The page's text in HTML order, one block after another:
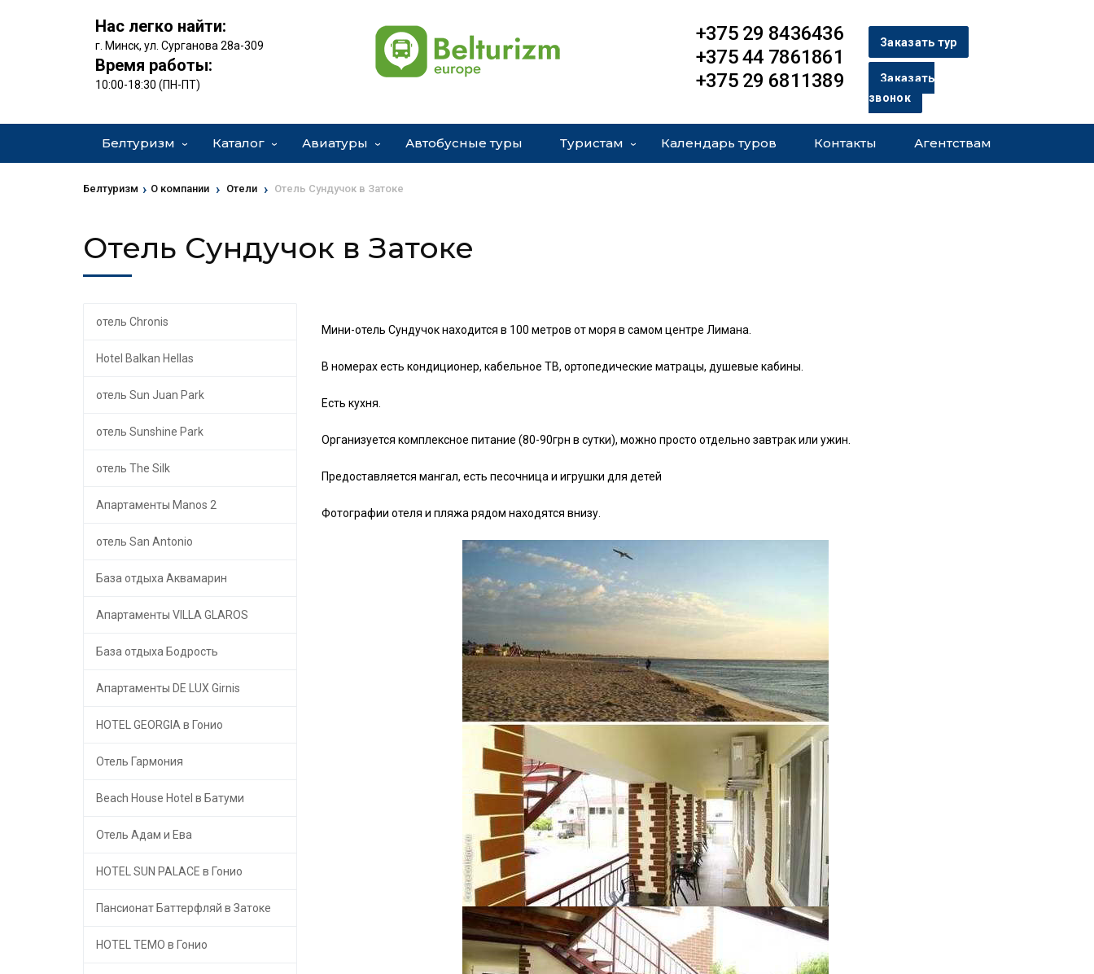
Нас легко найти:
г. Минск, ул. Сурганова 28а-309
Время работы:
10:00-18:30 (ПН-ПТ)
+375 29 8436436
+375 44 7861861
+375 29 6811389
Заказать тур
Заказать
звонок
Белтуризм Каталог Авиатуры Автобусные туры Туристам Календарь туров Контакты Агентствам
Белтуризм › О компании › Отели › Отель Сундучок в Затоке
Отель Сундучок в Затоке
отель Chronis
Hotel Balkan Hellas
отель Sun Juan Park
отель Sunshine Park
отель The Silk
Апартаменты Manos 2
отель San Antonio
База отдыха Аквамарин
Апартаменты VILLA GLAROS
База отдыха Бодрость
Апартаменты DE LUX Girnis
HOTEL GEORGIA в Гонио
Отель Гармония
Beach House Hotel в Батуми
Отель Адам и Ева
HOTEL SUN PALACE в Гонио
Пансионат Баттерфляй в Затоке
HOTEL TEMO в Гонио
Мини-отель Сундучок находится в 100 метров от моря в самом центре Лимана.
В номерах есть кондиционер, кабельное ТВ, ортопедические матрацы, душевые кабины.
Есть кухня.
Организуется комплексное питание (80-90грн в сутки), можно просто отдельно завтрак или ужин.
Предоставляется мангал, есть песочница и игрушки для детей
Фотографии отеля и пляжа рядом находятся внизу.